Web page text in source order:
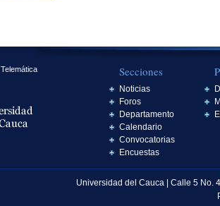
Secciones
Noticias
Foros
Departamento
Calendario
Convocatorias
Encuestas
Universidad del Cauca | Calle 5 No.